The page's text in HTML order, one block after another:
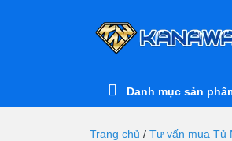
Danh mục sản
Trang chủ / Tư vấn mua Tủ